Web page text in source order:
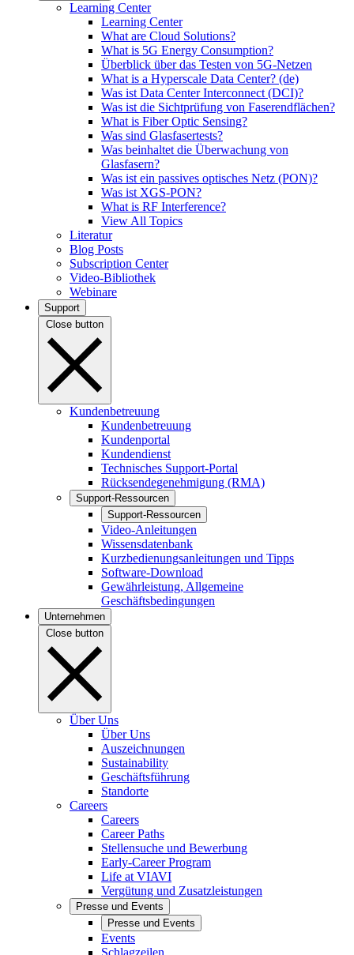
Learning Center
Learning Center
What are Cloud Solutions?
What is 5G Energy Consumption?
Überblick über das Testen von 5G-Netzen
What is a Hyperscale Data Center? (de)
Was ist Data Center Interconnect (DCI)?
Was ist die Sichtprüfung von Faserendflächen?
What is Fiber Optic Sensing?
Was sind Glasfasertests?
Was beinhaltet die Überwachung von
Glasfasern?
Was ist ein passives optisches Netz (PON)?
Was ist XGS-PON?
What is RF Interference?
View All Topics
Literatur
Blog Posts
Subscription Center
Video-Bibliothek
Webinare
Support
Close button
Kundenbetreuung
Kundenbetreuung
Kundenportal
Kundendienst
Technisches Support-Portal
Rücksendegenehmigung (RMA)
Support-Ressourcen
Support-Ressourcen
Video-Anleitungen
Wissensdatenbank
Kurzbedienungsanleitungen und Tipps
Software-Download
Gewährleistung, Allgemeine
Geschäftsbedingungen
Unternehmen
Close button
Über Uns
Über Uns
Auszeichnungen
Sustainability
Geschäftsführung
Standorte
Careers
Careers
Career Paths
Stellensuche und Bewerbung
Early-Career Program
Life at VIAVI
Vergütung und Zusatzleistungen
Presse und Events
Presse und Events
Events